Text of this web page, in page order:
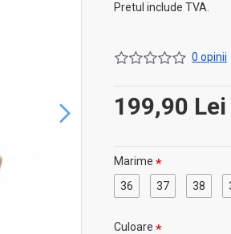
Pretul include TVA.
0 opinii
199,90 Lei
Marime
36
37 38
Culoare